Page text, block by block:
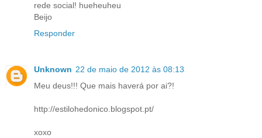
rede social! hueheuheu
Beijo
Responder
Unknown 22 de maio de 2012 às 08:13
Meu deus!!! Que mais haverá por ai?!
http://estilohedonico.blogspot.pt/
xoxo